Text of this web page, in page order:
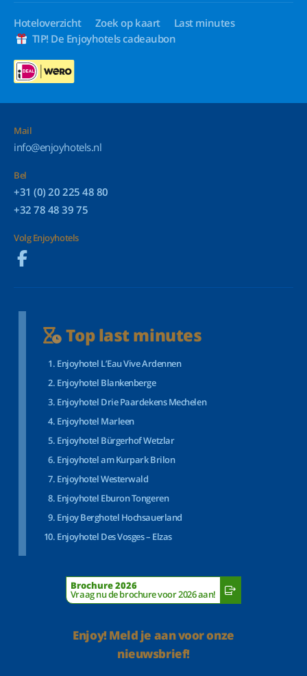
Hoteloverzicht Zoek op kaart
Last minutes
TIP! De Enjoyhotels cadeaubon
Mail
info@enjoyhotels.nl
Bel
+31 (0) 20 225 48 80
+32 78 48 39 75
Volg Enjoyhotels
Top last minutes
Enjoyhotel L’Eau Vive Ardennen
Enjoyhotel Blankenberge
Enjoyhotel Drie Paardekens Mechelen
Enjoyhotel Marleen
Enjoyhotel Bürgerhof Wetzlar
Enjoyhotel am Kurpark Brilon
Enjoyhotel Westerwald
Enjoyhotel Eburon Tongeren
Enjoy Berghotel Hochsauerland
Enjoyhotel Des Vosges – Elzas
Brochure 2026
Vraag nu de brochure voor 2026 aan!
Enjoy! Meld je aan voor onze
nieuwsbrief!